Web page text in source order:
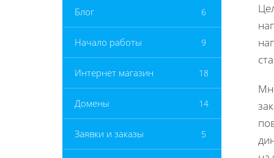
Блог 6
Начало работы 9
Интернет магазин 18
Домены 14
Заявки и заказы 5